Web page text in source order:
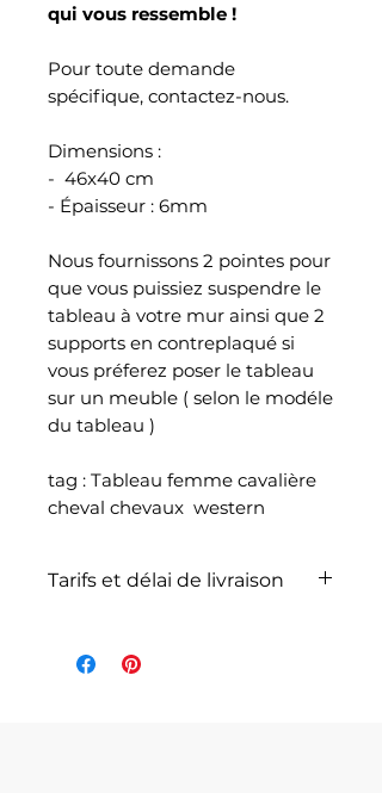
qui vous ressemble !
Pour toute demande
spécifique, contactez-nous.
Dimensions :
- 46x40 cm
- Épaisseur : 6mm
Nous fournissons 2 pointes pour
que vous puissiez suspendre le
tableau à votre mur ainsi que 2
supports en contreplaqué si
vous préferez poser le tableau
sur un meuble ( selon le modéle
du tableau )
tag : Tableau femme cavalière
cheval chevaux western
Tarifs et délai de livraison
comprise dans le prix de